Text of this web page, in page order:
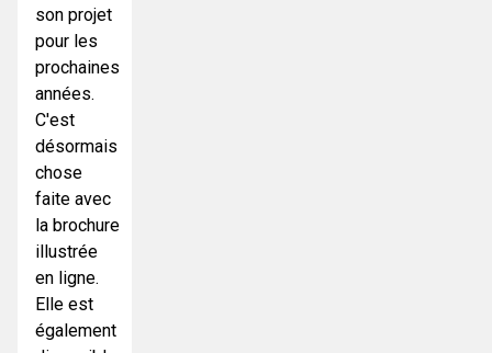
son projet
pour les
prochaines
années.
C'est
désormais
chose
faite avec
la brochure
illustrée
en ligne.
Elle est
également